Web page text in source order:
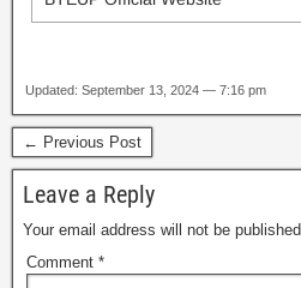
Updated: September 13, 2024 — 7:16 pm
← Previous Post
Leave a Reply
Your email address will not be published.
Comment *